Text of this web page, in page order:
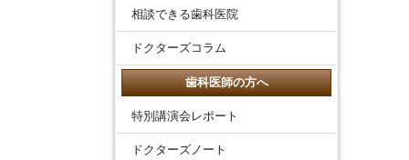
相談できる歯科医院
ドクターズコラム
歯科医師の方へ
特別講演会レポート
ドクターズノート